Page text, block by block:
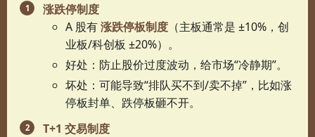
涨跌停制度
A 股有涨跌停板制度 （主板通常是 ±10%，创
业板/科创板 ±20%）。
好处：防止股价过度波动，给市场“冷静期”。
坏处：可能导致“排队买不到/卖不掉”，比如涨
停板封单、跌停板砸不开。
T+1 交易制度